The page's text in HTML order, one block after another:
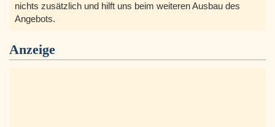
nichts zusätzlich und hilft uns beim weiteren Ausbau des
Angebots.
Anzeige